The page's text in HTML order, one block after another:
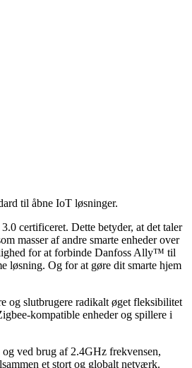
til åbne IoT løsninger.
certificeret. Dette betyder, at det taler
masser af andre smarte enheder over
for at forbinde Danfoss Ally™ til
løsning. Og for at gøre dit smarte hjem
og slutbrugere radikalt øget fleksibilitet
kompatible enheder og spillere i
ved brug af 2.4GHz frekvensen,
et stort og globalt netværk.